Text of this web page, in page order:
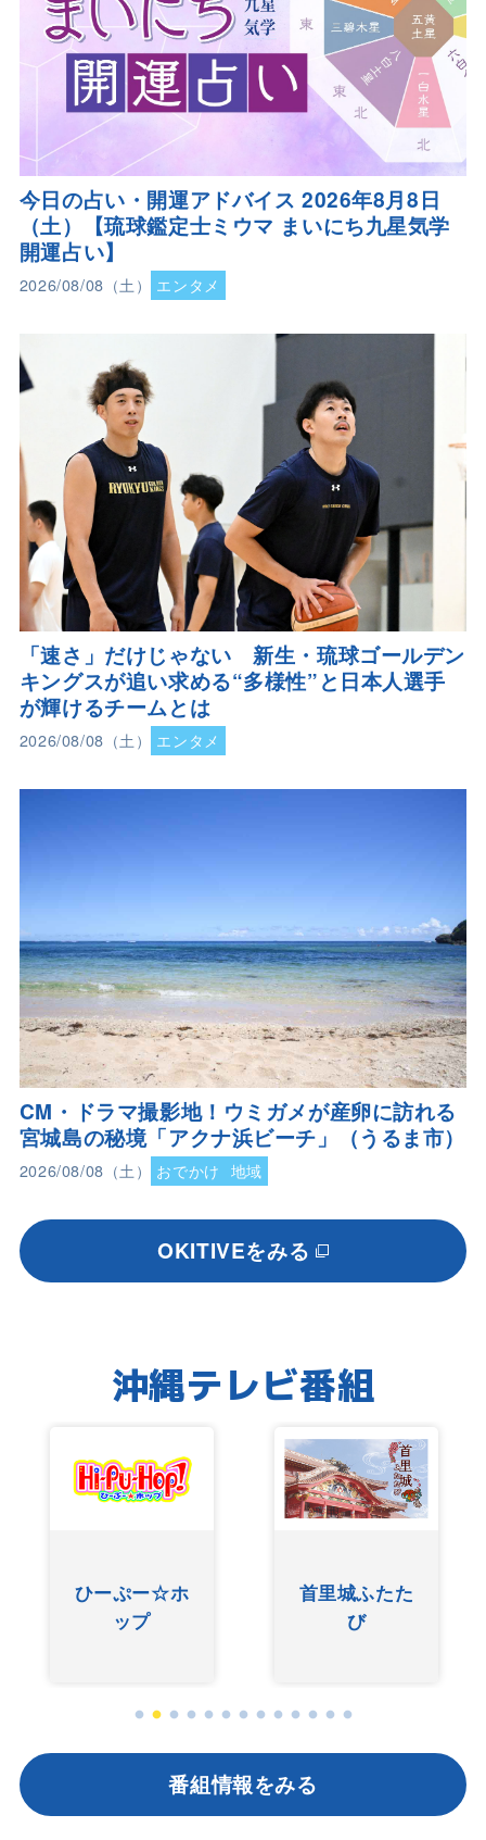
今日の占い・開運アドバイス 2026年8月8日
（土）【琉球鑑定士ミウマ まいにち九星気学
開運占い】
2026/08/08（土） エンタメ
「速さ」だけじゃない 新生・琉球ゴールデン
キングスが追い求める“多様性”と日本人選手
が輝けるチームとは
2026/08/08（土） エンタメ
CM・ドラマ撮影地！ウミガメが産卵に訪れる
宮城島の秘境「アクナ浜ビーチ」（うるま市）
2026/08/08（土） おでかけ 地域
OKITIVEをみる
沖縄テレビ番組
ひーぷー☆ホ
ップ
首里城ふたた
番組情報をみる